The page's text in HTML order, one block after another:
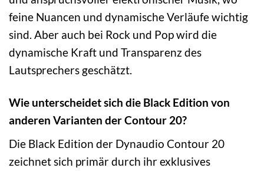
feine Nuancen und dynamische Verläufe wichtig
sind. Aber auch bei Rock und Pop wird die
dynamische Kraft und Transparenz des
Lautsprechers geschätzt.
Wie unterscheidet sich die Black Edition von
anderen Varianten der Contour 20?
Die Black Edition der Dynaudio Contour 20
zeichnet sich primär durch ihr exklusives